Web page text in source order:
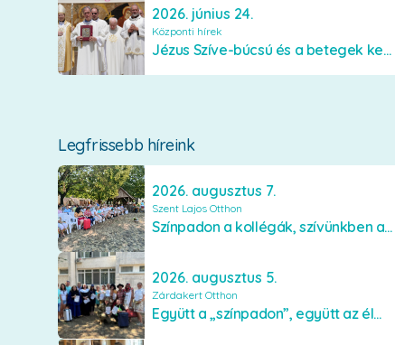
2026. június 24.
Központi hírek
Jézus Szíve-búcsú és a betegek kenetének közösségi kiszolgáltatása Mátraverebély-Szentkúton
Legfrissebb híreink
2026. augusztus 7.
Szent Lajos Otthon
Színpadon a kollégák, szívünkben a lakók
2026. augusztus 5.
Zárdakert Otthon
Együtt a „színpadon”, együtt az élményekért 🎭✨